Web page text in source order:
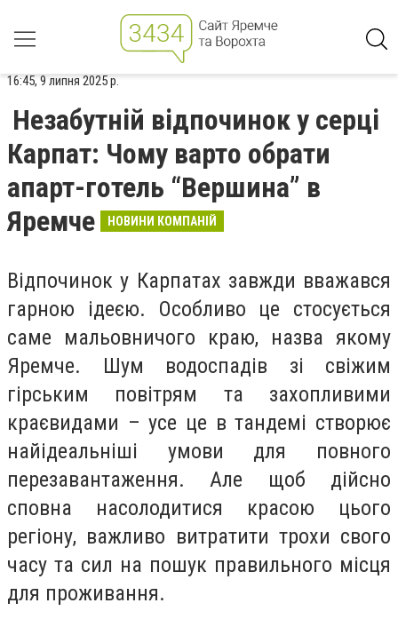
16:45, 9 липня 2025 р.
Незабутній відпочинок у серці
Карпат: Чому варто обрати
апарт-готель “Вершина” в
Яремче
НОВИНИ КОМПАНІЙ
Відпочинок у Карпатах завжди вважався
гарною ідеєю. Особливо це стосується
саме мальовничого краю, назва якому
Яремче. Шум водоспадів зі свіжим
гірським повітрям та захопливими
краєвидами – усе це в тандемі створює
найідеальніші умови для повного
перезавантаження. Але щоб дійсно
сповна насолодитися красою цього
регіону, важливо витратити трохи свого
часу та сил на пошук правильного місця
для проживання.